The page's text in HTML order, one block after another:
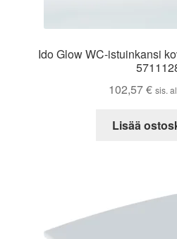
Ido Glow WC-istuinkansi
102,57€ sis.
Lisää